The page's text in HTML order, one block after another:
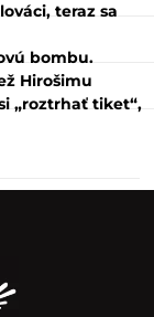
teraz sa
bombu.
Hirošimu
„roztrhať tiket“,